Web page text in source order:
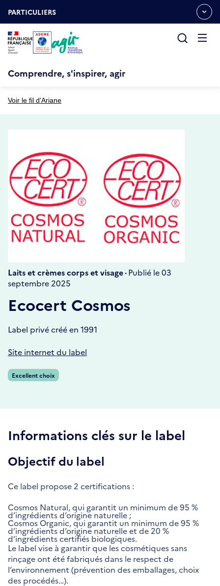
auOUVRIR
LE
MENU
ESPACE
PARTICULIERS
Comprendre, s'inspirer, agir
Voir le fil d'Ariane
Laits et crèmes corps et visage ·Publié le 03
septembre 2025
Ecocert Cosmos
Label privé créé en 1991
Site internet du label
Excellent choix
Informations clés sur le label
Objectif du label
Ce label propose 2 certifications :
Cosmos Natural, qui garantit un minimum de 95 %
d’ingrédients d’origine naturelle ;
Cosmos Organic, qui garantit un minimum de 95 %
d’ingrédients d’origine naturelle et de 20 %
d’ingrédients certifiés biologiques.
Le label vise à garantir que les cosmétiques sans
rinçage ont été fabriqués dans le respect de
l’environnement (prévention des emballages, choix
des procédés…).